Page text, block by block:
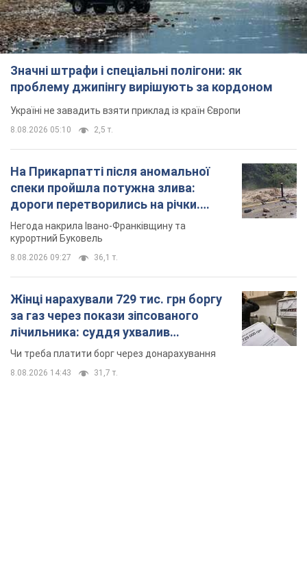
Значні штрафи і спеціальні полігони: як
проблему джипінгу вирішують за кордоном
Україні не завадить взяти приклад із країн Європи
8.08.2026 05:10 2,5 т.
На Прикарпатті після аномальної
спеки пройшла потужна злива:
дороги перетворились на річки.
Відео
Негода накрила Івано-Франківщину та
курортний Буковель
8.08.2026 09:27 36,1 т.
Жінці нарахували 729 тис. грн боргу
за газ через покази зіпсованого
лічильника: суддя ухвалив
неочікуване рішення
Чи треба платити борг через донарахування
8.08.2026 14:43 31,7 т.